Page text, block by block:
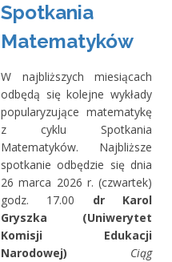
Spotkania
Matematyków
W najbliższych miesiącach
odbędą się kolejne wykłady
popularyzujące matematykę
z cyklu Spotkania
Matematyków. Najbliższe
spotkanie odbędzie się dnia
26 marca 2026 r. (czwartek)
godz. 17.00 dr Karol
Gryszka (Uniwerytet
Komisji Edukacji
Narodowej)
Ciąg